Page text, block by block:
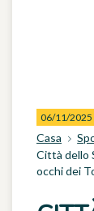
06/11/2025
Casa
Città dello
occhi dei